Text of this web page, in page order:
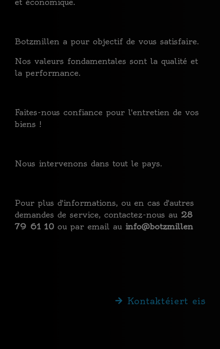
Botzmillen a pour objectif de vous satisfaire.
Nos valeurs fondamentales sont la qualité et
la performance.
Faites-nous confiance pour l'entretien de vos
biens !
Nous intervenons dans tout le pays.
Pour plus d'informations, ou en cas d'autres
demandes de service, contactez-nous au 28
79 61 10 ou par email au info@botzmillen
Kontaktéiert eis